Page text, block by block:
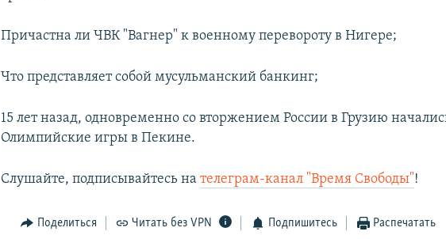
Причастна ли ЧВК "Вагнер" к военному перевороту в Нигере;
Что представляет собой мусульманский банкинг;
15 лет назад, одновременно со вторжением России в Грузию
Олимпийские игры в Пекине.
Слушайте, подписывайтесь нателеграм-канал "Время Свободы"!
Поделиться Читать без VPN Подпишитесь Распечатать